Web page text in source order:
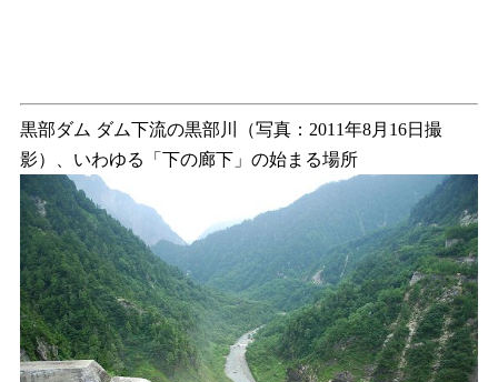
黒部ダム ダム下流の黒部川（写真：2011年8月16日撮
影）、いわゆる「下の廊下」の始まる場所